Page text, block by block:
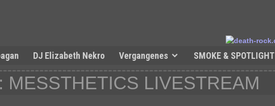
DJ Elizabeth Nekro Vergangenes SMOKE & SPOTLIGHT
MESSTHETICS LIVESTREAM